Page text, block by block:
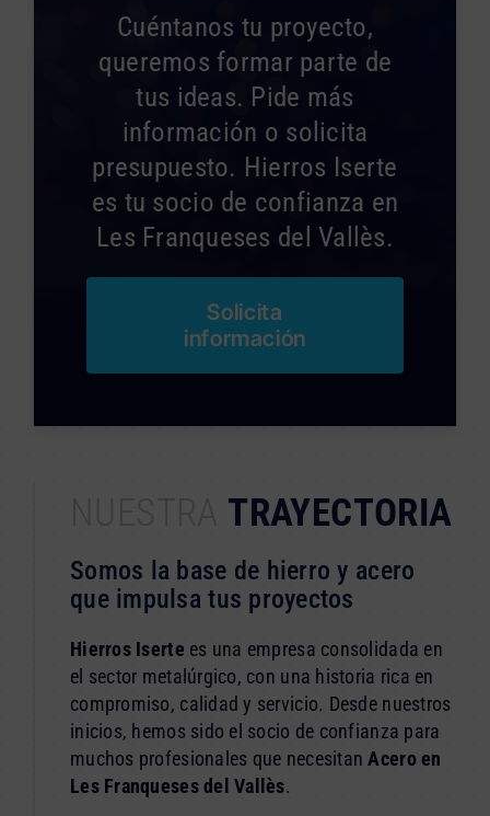
Cuéntanos tu proyecto,
queremos formar parte de
tus ideas. Pide más
información o solicita
presupuesto. Hierros Iserte
es tu socio de confianza en
Les Franqueses del Vallès.
Solicita
información
TRAYECTORIA
Somos la base de hierro y acero
que impulsa tus proyectos
Hierros Iserte es una empresa consolidada en
el sector metalúrgico, con una historia rica en
compromiso, calidad y servicio. Desde nuestros
inicios, hemos sido el socio de confianza para
muchos profesionales que necesitanAcero en
Les Franqueses del Vallès.